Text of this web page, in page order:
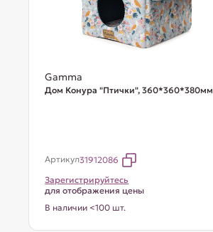
Gamma
Дом Конура "Птички", 360*360*380мм
Артикул31912086
Зарегистрируйтесь
для отображения цены
В наличии <100 шт.